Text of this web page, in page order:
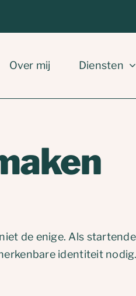
Over mij Diensten
de enige. Als
identiteit